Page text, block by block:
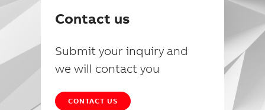
Contact us
Submit your inquiry and
we will contact you
CONTACT US